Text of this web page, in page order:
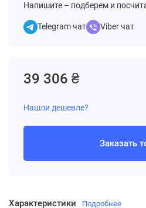
Напишите – подберем и
Telegram чат Viber чат
Характеристики Подробнее
39 306 ₴
Нашли дешевле?
Заказать